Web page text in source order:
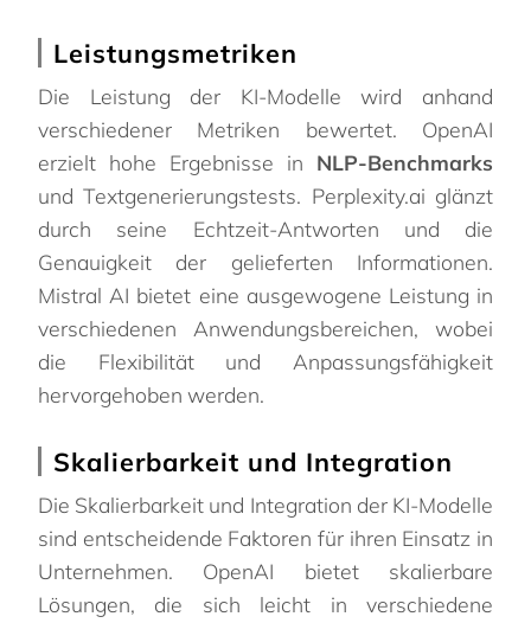
Leistungsmetriken
Die Leistung der KI-Modelle wird anhand
verschiedener Metriken bewertet. OpenAI
erzielt hohe Ergebnisse in NLP-Benchmarks
und Textgenerierungstests. Perplexity.ai glänzt
durch seine Echtzeit-Antworten und die
Genauigkeit der gelieferten Informationen.
Mistral AI bietet eine ausgewogene Leistung in
verschiedenen Anwendungsbereichen, wobei
die Flexibilität und Anpassungsfähigkeit
hervorgehoben werden.
Skalierbarkeit und Integration
Die Skalierbarkeit und Integration der KI-Modelle
sind entscheidende Faktoren für ihren Einsatz in
Unternehmen. OpenAI bietet skalierbare
Lösungen, die sich leicht in verschiedene